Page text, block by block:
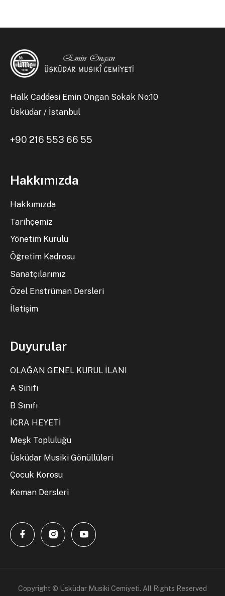
Halk Caddesi Emin Ongan Sokak No:10
Üsküdar / İstanbul
+90 216 553 66 55
Hakkımızda
Hakkımızda
Tarihçemiz
Yönetim Kurulu
Öğretim Kadrosu
Sanatçılarımız
Özel Enstrüman Dersleri
İletişim
Duyurular
OLAĞAN GENEL KURUL İLANI
A Sınıfı
B Sınıfı
İCRA HEYETİ
Meşk Topluluğu
Üsküdar Musiki Gönüllüleri
Çocuk Korosu
Keman Dersleri
Copyright © Üsküdar Musiki Cemiyeti. All Rights Reserved